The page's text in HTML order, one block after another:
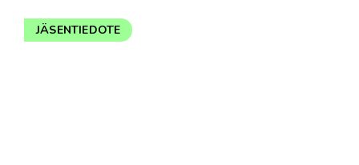
JÄSENTIEDOTE